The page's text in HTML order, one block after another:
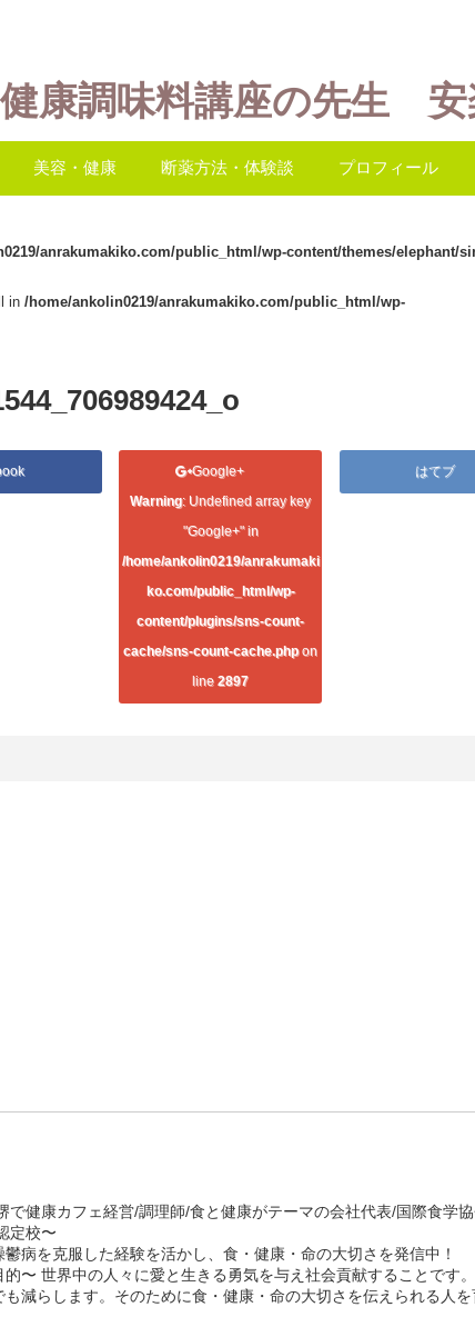
健康調味料講座の先生 安
美容・健康 断薬方法・体験談 プロフィール
anrakumakiko.com/public_html/wp-content/themes/elephant/
in /home/ankolin0219/anrakumakiko.com/public_html/wp-
Google+
Warning: Undefined array key
"Google+" in
/home/ankolin0219/anrakumaki
ko.com/public_html/wp-
content/plugins/sns-count-
cache/sns-count-cache.phpon
line2897
はてブ
で健康カフェ経営/調理師/食と健康がテーマの会社代表/国際食学
定校〜
病を克服した経験を活かし、食・健康・命の大切さを発信中！
〜 世界中の人々に愛と生きる勇気を与え社会貢献することです。
減らします。そのために食・健康・命の大切さを伝えられる人を